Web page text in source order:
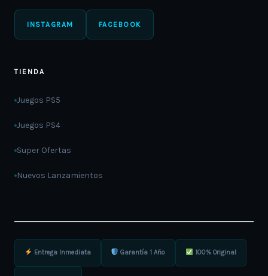
INSTAGRAM FACEBOOK
TIENDA
Juegos PS5
Juegos PS4
Super Ofertas
Nuevos Lanzamientos
Entrega Inmediata Garantía 1 Año 100% Original